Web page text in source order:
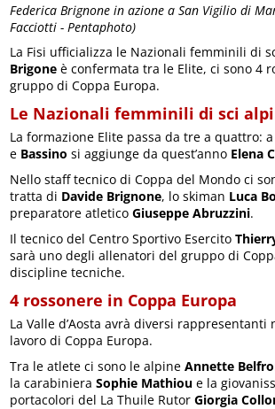
Federica Brignone in azione a San Vigilio di
Facciotti - Pentaphoto)
La Fisi ufficializza le Nazionali femminili di
Brigone è confermata tra le Elite, ci sono 4
gruppo di Coppa Europa.
Le Nazionali femminili di sci
La formazione Elite passa da tre a quattro: a
e Bassino si aggiunge da quest’anno Elena
Nello staff tecnico di Coppa del Mondo ci
tratta di Davide Brignone, lo skiman Luca
preparatore atleticoGiuseppe Abruzzini.
Il tecnico del Centro Sportivo Esercito
sarà uno degli allenatori del gruppo di
discipline tecniche.
4 rossonere in Coppa Europa
La Valle d’Aosta avrà diversi rappresentanti
lavoro di Coppa Europa.
Tra le atlete ci sono le alpineAnnette
la carabinieraSophie Mathiou e la
portacolori del La Thuile RutorGiorgia